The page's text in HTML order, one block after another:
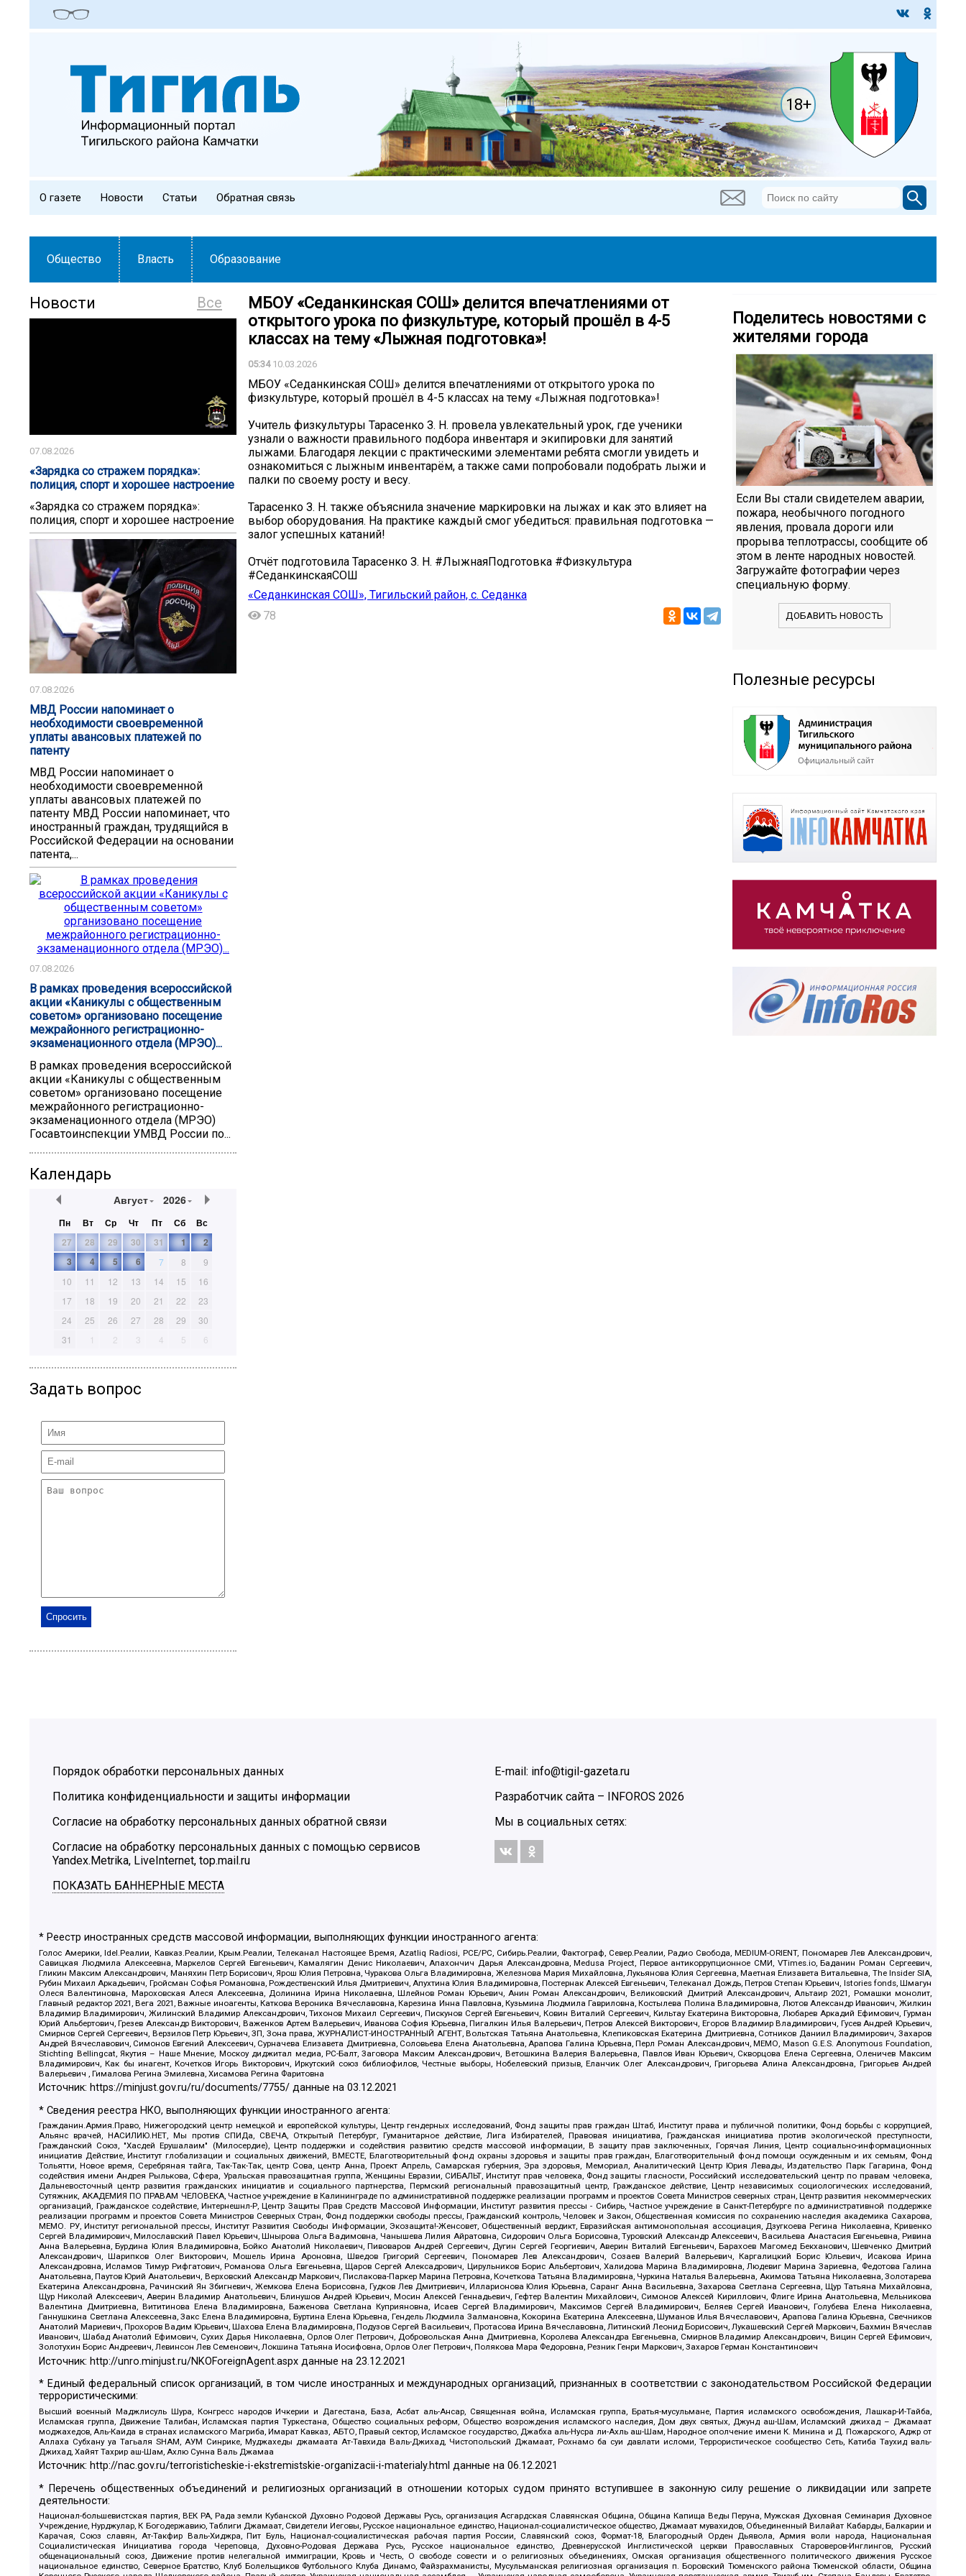
18+
О газете Новости Статьи Обратная связь
Общество Власть Образование
Все
Новости
07.08.2026
«Зарядка со стражем порядка»:
полиция, спорт и хорошее настроение
«Зарядка со стражем порядка»:
полиция, спорт и хорошее настроение
07.08.2026
МВД России напоминает о
необходимости своевременной
уплаты авансовых платежей по
патенту
МВД России напоминает о
необходимости своевременной
уплаты авансовых платежей по
патенту ️МВД России напоминает, что
иностранный граждан, трудящийся в
Российской Федерации на основании
патента,...
07.08.2026
В рамках проведения всероссийской
акции «Каникулы с общественным
советом» организовано посещение
межрайонного регистрационно-
экзаменационного отдела (МРЭО)...
В рамках проведения всероссийской
акции «Каникулы с общественным
советом» организовано посещение
межрайонного регистрационно-
экзаменационного отдела (МРЭО)
Госавтоинспекции УМВД России по...
Календарь
Август 2026
Пн Вт Ср Чт Пт Сб
Вс
27
28 29 30 31 1
2
3
4 5 6 7 8
9
10
11 12 13 14 15
16
17
18 19 20 21 22
23
24
25 26 27 28 29
30
31
1 2 3 4 5 6
Задать вопрос
МБОУ «Седанкинская СОШ» делится впечатлениями от
открытого урока по физкультуре, который прошёл в 4-5
классах на тему «Лыжная подготовка»!
05:3410.03.2026
МБОУ «Седанкинская СОШ» делится впечатлениями от открытого урока по
физкультуре, который прошёл в 4-5 классах на тему «Лыжная подготовка»!
Учитель физкультуры Тарасенко З. Н. провела увлекательный урок, где ученики
узнали о важности правильного подбора инвентаря и экипировки для занятий
лыжами. Благодаря лекции с практическими элементами ребята смогли увидеть и
ознакомиться с лыжным инвентарём, а также сами попробовали подобрать лыжи и
палки по своему росту и весу.
️Тарасенко З. Н. также объяснила значение маркировки на лыжах и как это влияет на
выбор оборудования. На практике каждый смог убедиться: правильная подготовка —
залог успешных катаний!
Отчёт подготовила Тарасенко З. Н. #ЛыжнаяПодготовка #Физкультура
#СеданкинскаяСОШ
«Седанкинская СОШ», Тигильский район, с. Седанка
78
Поделитесь новостями с
жителями города
Если Вы стали свидетелем аварии,
пожара, необычного погодного
явления, провала дороги или
прорыва теплотрассы, сообщите об
этом в ленте народных новостей.
Загружайте фотографии через
специальную форму.
ДОБАВИТЬ НОВОСТЬ
Полезные ресурсы
Порядок обработки персональных данных
Политика конфиденциальности и защиты информации
Согласие на обработку персональных данных обратной связи
Согласие на обработку персональных данных с помощью сервисов
Yandex.Metrika, LiveInternet, top.mail.ru
ПОКАЗАТЬ БАННЕРНЫЕ МЕСТА
E-mail: info@tigil-gazeta.ru
Разработчик сайта – INFOROS 2026
Мы в социальных сетях:
* Реестр иностранных средств массовой информации, выполняющих функции иностранного агента:
Голос Америки, Idel.Реалии, Кавказ.Реалии, Крым.Реалии, Телеканал Настоящее Время, Azatliq Radiosi, PCE/PC, Сибирь.Реалии, Фактограф, Север.Реалии, Радио Свобода, MEDIUM-ORIENT, Пономарев Лев Александрович,
Савицкая Людмила Алексеевна, Маркелов Сергей Евгеньевич, Камалягин Денис Николаевич, Апахончич Дарья Александровна, Medusa Project, Первое антикоррупционное СМИ, VTimes.io, Баданин Роман Сергеевич,
Гликин Максим Александрович, Маняхин Петр Борисович, Ярош Юлия Петровна, Чуракова Ольга Владимировна, Железнова Мария Михайловна, Лукьянова Юлия Сергеевна, Маетная Елизавета Витальевна, The Insider SIA,
Рубин Михаил Аркадьевич, Гройсман Софья Романовна, Рождественский Илья Дмитриевич, Апухтина Юлия Владимировна, Постернак Алексей Евгеньевич, Телеканал Дождь, Петров Степан Юрьевич, Istories fonds, Шмагун
Олеся Валентиновна, Мароховская Алеся Алексеевна, Долинина Ирина Николаевна, Шлейнов Роман Юрьевич, Анин Роман Александрович, Великовский Дмитрий Александрович, Альтаир 2021, Ромашки монолит,
Главный редактор 2021, Вега 2021, Важные иноагенты, Каткова Вероника Вячеславовна, Карезина Инна Павловна, Кузьмина Людмила Гавриловна, Костылева Полина Владимировна, Лютов Александр Иванович, Жилкин
Владимир Владимирович, Жилинский Владимир Александрович, Тихонов Михаил Сергеевич, Пискунов Сергей Евгеньевич, Ковин Виталий Сергеевич, Кильтау Екатерина Викторовна, Любарев Аркадий Ефимович, Гурман
Юрий Альбертович, Грезев Александр Викторович, Важенков Артем Валерьевич, Иванова София Юрьевна, Пигалкин Илья Валерьевич, Петров Алексей Викторович, Егоров Владимир Владимирович, Гусев Андрей Юрьевич,
Смирнов Сергей Сергеевич, Верзилов Петр Юрьевич, ЗП, Зона права, ЖУРНАЛИСТ-ИНОСТРАННЫЙ АГЕНТ, Вольтская Татьяна Анатольевна, Клепиковская Екатерина Дмитриевна, Сотников Даниил Владимирович, Захаров
Андрей Вячеславович, Симонов Евгений Алексеевич, Сурначева Елизавета Дмитриевна, Соловьева Елена Анатольевна, Арапова Галина Юрьевна, Перл Роман Александрович, МЕМО, Mason G.E.S. Anonymous Foundation,
Stichting Bellingcat, Якутия – Наше Мнение, Москоу диджитал медиа, РС-Балт, Заговора Максим Александрович, Ветошкина Валерия Валерьевна, Павлов Иван Юрьевич, Скворцова Елена Сергеевна, Оленичев Максим
Владимирович, Как бы инагент, Кочетков Игорь Викторович, Иркутский союз библиофилов, Честные выборы, Нобелевский призыв, Еланчик Олег Александрович, Григорьева Алина Александровна, Григорьев Андрей
Валерьевич , Гималова Регина Эмилевна, Хисамова Регина Фаритовна
Источник: https://minjust.gov.ru/ru/documents/7755/ данные на03.12.2021
* Сведения реестра НКО, выполняющих функции иностранного агента:
Гражданин.Армия.Право, Нижегородский центр немецкой и европейской культуры, Центр гендерных исследований, Фонд защиты прав граждан Штаб, Институт права и публичной политики, Фонд борьбы с коррупцией,
Альянс врачей, НАСИЛИЮ.НЕТ, Мы против СПИДа, СВЕЧА, Открытый Петербург, Гуманитарное действие, Лига Избирателей, Правовая инициатива, Гражданская инициатива против экологической преступности,
Гражданский Союз, "Хасдей Ерушалаим" (Милосердие), Центр поддержки и содействия развитию средств массовой информации, В защиту прав заключенных, Горячая Линия, Центр социально-информационных
инициатив Действие, Институт глобализации и социальных движений, ВМЕСТЕ, Благотворительный фонд охраны здоровья и защиты прав граждан, Благотворительный фонд помощи осужденным и их семьям, Фонд
Тольятти, Новое время, Серебряная тайга, Так-Так-Так, центр Сова, центр Анна, Проект Апрель, Самарская губерния, Эра здоровья, Мемориал, Аналитический Центр Юрия Левады, Издательство Парк Гагарина, Фонд
содействия имени Андрея Рылькова, Сфера, Уральская правозащитная группа, Женщины Евразии, СИБАЛЬТ, Институт прав человека, Фонд защиты гласности, Российский исследовательский центр по правам человека,
Дальневосточный центр развития гражданских инициатив и социального партнерства, Пермский региональный правозащитный центр, Гражданское действие, Центр независимых социологических исследований,
Сутяжник, АКАДЕМИЯ ПО ПРАВАМ ЧЕЛОВЕКА, Частное учреждение в Калининграде по административной поддержке реализации программ и проектов Совета Министров северных стран, Центр развития некоммерческих
организаций, Гражданское содействие, Интернешнл-Р, Центр Защиты Прав Средств Массовой Информации, Институт развития прессы - Сибирь, Частное учреждение в Санкт-Петербурге по административной поддержке
реализации программ и проектов Совета Министров Северных Стран, Фонд поддержки свободы прессы, Гражданский контроль, Человек и Закон, Общественная комиссия по сохранению наследия академика Сахарова,
МЕМО. РУ, Институт региональной прессы, Институт Развития Свободы Информации, Экозащита!-Женсовет, Общественный вердикт, Евразийская антимонопольная ассоциация, Дзугкоева Регина Николаевна, Кривенко
Сергей Владимирович, Милославский Павел Юрьевич, Шнырова Ольга Вадимовна, Чанышева Лилия Айратовна, Сидорович Ольга Борисовна, Туровский Александр Алексеевич, Васильева Анастасия Евгеньевна, Ривина
Анна Валерьевна, Бурдина Юлия Владимировна, Бойко Анатолий Николаевич, Пивоваров Андрей Сергеевич, Дугин Сергей Георгиевич, Аверин Виталий Евгеньевич, Барахоев Магомед Бекханович, Шевченко Дмитрий
Александрович, Шарипков Олег Викторович, Мошель Ирина Ароновна, Шведов Григорий Сергеевич, Пономарев Лев Александрович, Созаев Валерий Валерьевич, Каргалицкий Борис Юльевич, Исакова Ирина
Александровна, Исламов Тимур Рифгатович, Романова Ольга Евгеньевна, Щаров Сергей Алексадрович, Цирульников Борис Альбертович, Халидова Марина Владимировна, Людевиг Марина Зариевна, Федотова Галина
Анатольевна, Паутов Юрий Анатольевич, Верховский Александр Маркович, Пислакова-Паркер Марина Петровна, Кочеткова Татьяна Владимировна, Чуркина Наталья Валерьевна, Акимова Татьяна Николаевна, Золотарева
Екатерина Александровна, Рачинский Ян Збигневич, Жемкова Елена Борисовна, Гудков Лев Дмитриевич, Илларионова Юлия Юрьевна, Саранг Анна Васильевна, Захарова Светлана Сергеевна, Щур Татьяна Михайловна,
Щур Николай Алексеевич, Аверин Владимир Анатольевич, Блинушов Андрей Юрьевич, Мосин Алексей Геннадьевич, Гефтер Валентин Михайлович, Симонов Алексей Кириллович, Флиге Ирина Анатольевна, Мельникова
Валентина Дмитриевна, Вититинова Елена Владимировна, Баженова Светлана Куприяновна, Исаев Сергей Владимирович, Максимов Сергей Владимирович, Беляев Сергей Иванович, Голубева Елена Николаевна,
Ганнушкина Светлана Алексеевна, Закс Елена Владимировна, Буртина Елена Юрьевна, Гендель Людмила Залмановна, Кокорина Екатерина Алексеевна, Шуманов Илья Вячеславович, Арапова Галина Юрьевна, Свечников
Анатолий Мариевич, Прохоров Вадим Юрьевич, Шахова Елена Владимировна, Подузов Сергей Васильевич, Протасова Ирина Вячеславовна, Литинский Леонид Борисович, Лукашевский Сергей Маркович, Бахмин Вячеслав
Иванович, Шабад Анатолий Ефимович, Сухих Дарья Николаевна, Орлов Олег Петрович, Добровольская Анна Дмитриевна, Королева Александра Евгеньевна, Смирнов Владимир Александрович, Вицин Сергей Ефимович,
Золотухин Борис Андреевич, Левинсон Лев Семенович, Локшина Татьяна Иосифовна, Орлов Олег Петрович, Полякова Мара Федоровна, Резник Генри Маркович, Захаров Герман Константинович
Источник: http://unro.minjust.ru/NKOForeignAgent.aspx данные на23.12.2021
* Единый федеральный список организаций, в том числе иностранных и международных организаций, признанных в соответствии с законодательством Российской Федерации
террористическими:
Высший военный Маджлисуль Шура, Конгресс народов Ичкерии и Дагестана, База, Асбат аль-Ансар, Священная война, Исламская группа, Братья-мусульмане, Партия исламского освобождения, Лашкар-И-Тайба,
Исламская группа, Движение Талибан, Исламская партия Туркестана, Общество социальных реформ, Общество возрождения исламского наследия, Дом двух святых, Джунд аш-Шам, Исламский джихад – Джамаат
моджахедов, Аль-Каида в странах исламского Магриба, Имарат Кавказ, АБТО, Правый сектор, Исламское государство, Джабха аль-Нусра ли-Ахль аш-Шам, Народное ополчение имени К. Минина и Д. Пожарского, Аджр от
Аллаха Субхану уа Тагьаля SHAM, АУМ Синрике, Муджахеды джамаата Ат-Тавхида Валь-Джихад, Чистопольский Джамаат, Рохнамо ба суи давлати исломи, Террористическое сообщество Сеть, Катиба Таухид валь-
Джихад, Хайят Тахрир аш-Шам, Ахлю Сунна Валь Джамаа
Источник: http://nac.gov.ru/terroristicheskie-i-ekstremistskie-organizacii-i-materialy.html данные на06.12.2021
* Перечень общественных объединений и религиозных организаций в отношении которых судом принято вступившее в законную силу решение о ликвидации или запрете
деятельности:
Национал-большевистская партия, ВЕК РА, Рада земли Кубанской Духовно Родовой Державы Русь, организация Асгардская Славянская Община, Община Капища Веды Перуна, Мужская Духовная Семинария Духовное
Учреждение, Нурджулар, К Богодержавию, Таблиги Джамаат, Свидетели Иеговы, Русское национальное единство, Национал-социалистическое общество, Джамаат мувахидов, Объединенный Вилайат Кабарды, Балкарии и
Карачая, Союз славян, Ат-Такфир Валь-Хиджра, Пит Буль, Национал-социалистическая рабочая партия России, Славянский союз, Формат-18, Благородный Орден Дьявола, Армия воли народа, Национальная
Социалистическая Инициатива города Череповца, Духовно-Родовая Держава Русь, Русское национальное единство, Древнерусской Инглистической церкви Православных Староверов-Инглингов, Русский
общенациональный союз, Движение против нелегальной иммиграции, Кровь и Честь, О свободе совести и о религиозных объединениях, Омская организация общественного политического движения Русское
национальное единство, Северное Братство, Клуб Болельщиков Футбольного Клуба Динамо, Файзрахманисты, Мусульманская религиозная организация п. Боровский Тюменского района Тюменской области, Община